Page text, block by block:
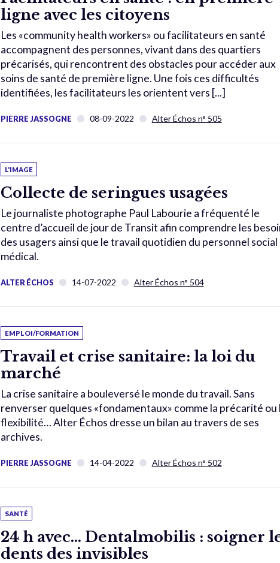
ligne avec les citoyens
Les «community health workers» ou facilitateurs en santé
accompagnent des personnes, vivant dans des quartiers
précarisés, qui rencontrent des obstacles pour accéder aux
soins de santé de première ligne. Une fois ces difficultés
identifiées, les facilitateurs les orientent vers [...]
PIERRE JASSOGNE 08-09-2022 Alter Échos n° 505
L'IMAGE
Collecte de seringues usagées
Le journaliste photographe Paul Labourie a fréquenté le
centre d’accueil de jour de Transit afin comprendre les
des usagers ainsi que le travail quotidien du personnel
médical.
ALTER ÉCHOS 14-07-2022 Alter Échos n° 504
EMPLOI/FORMATION
Travail et crise sanitaire: la loi du
marché
La crise sanitaire a bouleversé le monde du travail. Sans
renverser quelques «fondamentaux» comme la précarité ou
flexibilité… Alter Échos dresse un bilan au travers de ses
archives.
PIERRE JASSOGNE 14-04-2022 Alter Échos n° 502
SANTÉ
24 h avec… Dentalmobilis : soigner
dents des invisibles